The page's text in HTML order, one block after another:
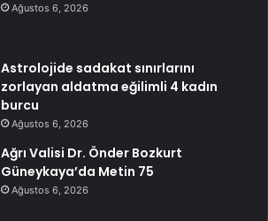
Ağustos 6, 2026
Astrolojide sadakat sınırlarını
zorlayan aldatma eğilimli 4 kadın
burcu
Ağustos 6, 2026
Ağrı Valisi Dr. Önder Bozkurt
Güneykaya’da Metin 75
Ağustos 6, 2026